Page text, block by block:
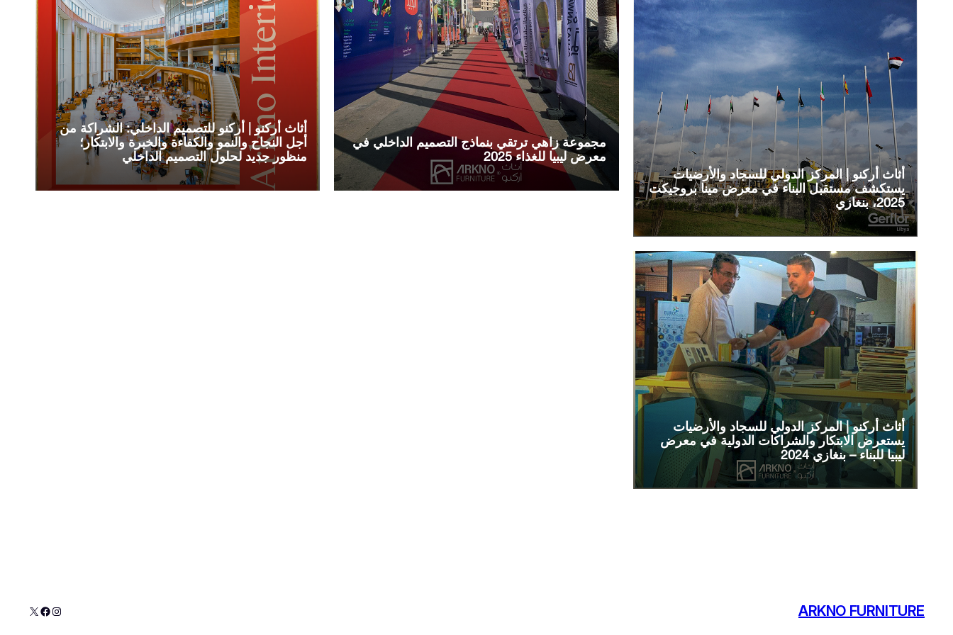
أثاث أركنو | المركز الدولي للسجاد والأرضيات
يستكشف مستقبل البناء في معرض مينا بروجيكت
2025، بنغازي
مجموعة زاهي ترتقي بنماذج التصميم الداخلي في
معرض ليبيا للغذاء 2025
أثاث أركنو | أركنو للتصميم الداخلي: الشراكة من
أجل النجاح والنمو والكفاءة والخبرة والابتكار؛
منظور جديد لحلول التصميم الداخلي
أثاث أركنو | المركز الدولي للسجاد والأرضيات
يستعرض الابتكار والشراكات الدولية في معرض
ليبيا للبناء – بنغازي 2024
ARKNO FURNITURE